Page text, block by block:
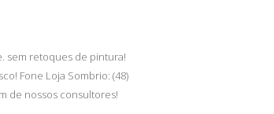
sem retoques de pintura!
Fone Loja Sombrio: (48)
de nossos consultores!